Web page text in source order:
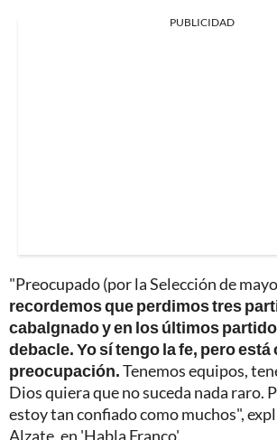
PUBLICIDAD
"Preocupado (por la Selección de
recordemos que perdimos tres
cabalgnado y en los últimos
debacle. Yo sí tengo la fe, pero
preocupación.Tenemos equipos,
Dios quiera que no suceda nada raro.
estoy tan confiado como muchos",
Alzate, en 'Habla Franco'.